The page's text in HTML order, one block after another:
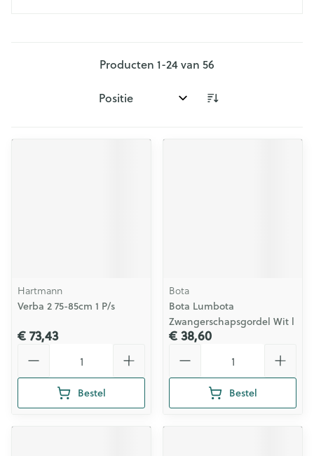
Producten 1-24van 56
Sorteer op:
Hartmann
Verba 2 75-85cm 1 P/s
€ 73,43
Bestel
Bota
Bota Lumbota
Zwangerschapsgordel Wit l
€ 38,60
Bestel